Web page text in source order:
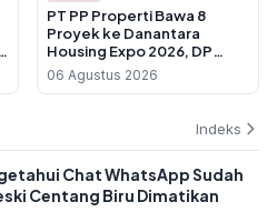
PT PP Properti Bawa 8
Proyek ke Danantara
Housing Expo 2026, DP
Cuma 1 Persen
06 Agustus 2026
Indeks
Chat WhatsApp Sudah
Centang Biru Dimatikan